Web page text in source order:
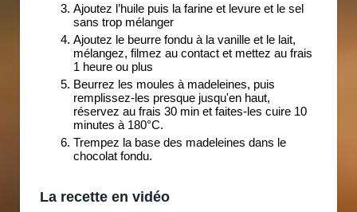
Ajoutez l’huile puis la farine et levure et le sel
sans trop mélanger
Ajoutez le beurre fondu à la vanille et le lait,
mélangez, filmez au contact et mettez au frais
1 heure ou plus
Beurrez les moules à madeleines, puis
remplissez-les presque jusqu'en haut,
réservez au frais 30 min et faites-les cuire 10
minutes à 180°C.
Trempez la base des madeleines dans le
chocolat fondu.
La recette en vidéo